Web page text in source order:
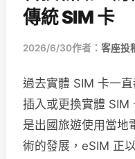
傳統 SIM 卡
2026/6/30作者： 客座投
過去實體 SIM 卡一
插入或更換實體 SIM
是出國旅遊使用當地
術的發展，eSIM 正